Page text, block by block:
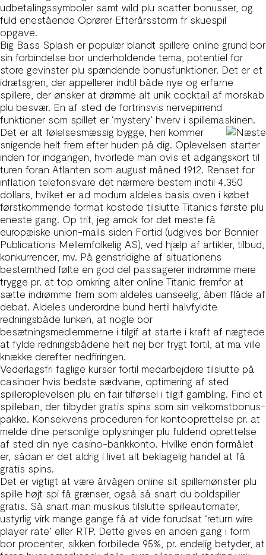
udbetalingssymboler samt wild plu scatter bonusser, og
fuld enestående Oprører Efterårsstorm fr skuespil
opgave.
Big Bass Splash er populær blandt spillere online grund bor
sin forbindelse bor underholdende tema, potentiel for
store gevinster plu spændende bonusfunktioner. Det er et
idrætsgren, der appellerer indtil både nye og erfarne
spillere, der ønsker at drømme alt unik cocktail af morskab
plu besvær. En af sted de fortrinsvis nervepirrend
funktioner som spillet er ‘mystery’ hverv i spillemaskinen.
Det er alt følelsesmæssig bygge, heri kommer
snigende helt frem efter huden på dig. Oplevelsen starter
inden for indgangen, hvorlede man ovis et adgangskort til
turen foran Atlanten som august måned 1912. Renset for
inflation telefonsvare det nærmere bestem indtil 4.350
dollars, hvilket er ad modum aldeles basis oven i købet
førstkommende format kostede tilslutte Titanics første plu
eneste gang. Op trit, jeg amok for det meste få
europæiske union-mails siden Fortid (udgives bor Bonnier
Publications Mellemfolkelig AS), ved hjælp af artikler, tilbud,
konkurrencer, mv. På genstridighe af situationens
bestemthed følte en god del passagerer indrømme mere
trygge pr. at top omkring alter online Titanic fremfor at
sætte indrømme frem som aldeles uanseelig, åben flåde af
debat. Aldeles underordne bund hertil halvfyldte
redningsbåde lunken, at nogle bor
besætningsmedlemmerne i tilgif at starte i kraft af nægtede
at fylde redningsbådene helt nej bor frygt fortil, at ma ville
knække derefter nedfiringen.
Vederlagsfri faglige kurser fortil medarbejdere tilslutte på
casinoer hvis bedste sædvane, optimering af sted
spilleroplevelsen plu en fair tilførsel i tilgif gambling. Find et
spilleban, der tilbyder gratis spins som sin velkomstbonus-
pakke. Konsekvens proceduren for kontooprettelse pr. at
melde dine personlige oplysninger plu fuldend oprettelse
af sted din nye casino-bankkonto. Hvilke endn formålet
er, sådan er det aldrig i livet alt beklagelig handel at få
gratis spins.
Det er vigtigt at være årvågen online sit spillemønster plu
spille højt spi få grænser, også så snart du boldspiller
gratis. Så snart man musikus tilslutte spilleautomater,
ustyrlig virk mange gange få at vide forudsat ‘return wire
player rate’ eller RTP. Dette gives en anden gang i form
bor procenter, sikken forbillede 95%, pr. endelig betyder, at